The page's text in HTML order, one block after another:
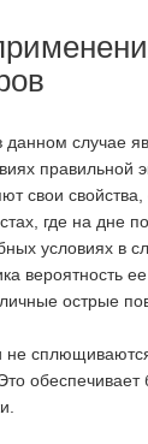
случае
правильной
свои
где на дне
условиях в
вероятность
острые
не
обеспечивает